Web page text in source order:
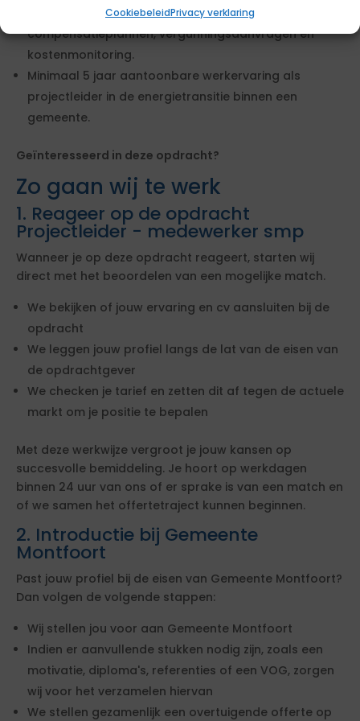
CookiebeleidPrivacy verklaring
Aantoonbare werkervaring met
compensatieplannen, vergunningsaanvragen en
kostenmonitoring.
Minimaal 5 jaar aantoonbare werkervaring als
projectleider in de energietransitie binnen een
gemeente.
Geïnteresseerd in deze opdracht?
Zo gaan wij te werk
1. Reageer op de opdracht
Projectleider - medewerker smp
Wanneer je op deze opdracht reageert, starten wij
direct met het beoordelen van een mogelijke match.
We bekijken of jouw ervaring en cv aansluiten bij de
opdracht
We leggen jouw profiel langs de lat van de eisen van
de opdrachtgever
We checken je tarief en zetten dit af tegen de actuele
markt om je positie te bepalen
Met deze werkwijze vergroot je jouw kansen op
succesvolle bemiddeling. Je hoort op werkdagen
binnen 24 uur van ons of er sprake is van een match en
of we samen het offertetraject kunnen beginnen.
2. Introductie bij Gemeente
Montfoort
Past jouw profiel bij de eisen van Gemeente Montfoort?
Dan volgen de volgende stappen:
Wij stellen jou voor aan Gemeente Montfoort
Indien er aanvullende stukken nodig zijn, zoals een
motivatie, diploma's, referenties of een VOG, zorgen
wij voor het verzamelen hiervan
We stellen gezamenlijk een overtuigende offerte op